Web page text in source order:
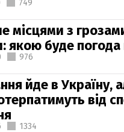
749
місцями з
якою буде погода
976
йде в Україну,
від
1334